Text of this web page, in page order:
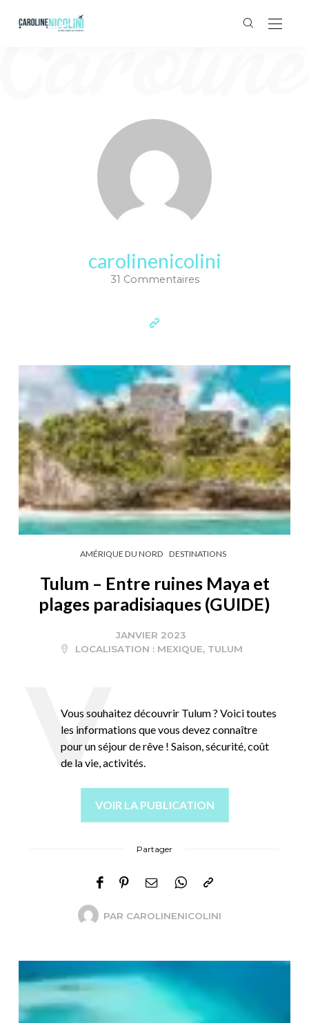
carolinenicolini
31 Commentaires
AMÉRIQUE DU NORD DESTINATIONS
Tulum – Entre ruines Maya et
plages paradisiaques (GUIDE)
JANVIER 2023
LOCALISATION : MEXIQUE, TULUM
Vous souhaitez découvrir Tulum ? Voici toutes
les informations que vous devez connaître
pour un séjour de rêve ! Saison, sécurité, coût
de la vie, activités.
VOIR LA PUBLICATION
Partager
PAR CAROLINENICOLINI